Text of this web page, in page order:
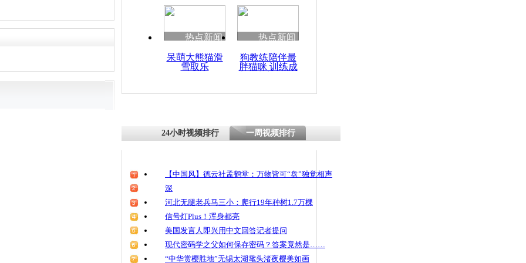
热点新闻
呆萌大熊猫滑
雪取乐
热点新闻
狗教练陪伴最
胖猫咪 训练成
24小时视频排行 一周视频排行
【中国风】德云社孟鹤堂：万物皆可“盘”独觉相声
深
河北无腿老兵马三小：爬行19年种树1.7万棵
信号灯Plus！浑身都亮
美国发言人即兴用中文回答记者提问
现代密码学之父如何保存密码？答案竟然是……
“中华赏樱胜地”无锡太湖鼋头渚夜樱美如画